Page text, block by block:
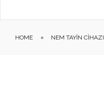
HOME NEM TAYIN CIHAZI